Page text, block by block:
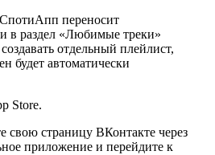
переносит
в раздел «Любимые треки»
отдельный плейлист,
будет автоматически
Store.
свою страницу ВКонтакте через
приложение и перейдите к